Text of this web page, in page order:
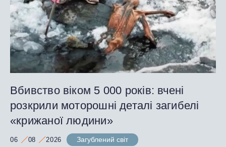
Вбивство віком 5 000 років: вчені
розкрили моторошні деталі загибелі
«крижаної людини»
06 08 2026
Загублений світ